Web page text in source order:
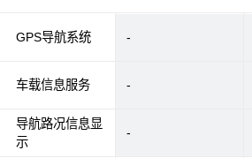
GPS导航系统
车载信息服务
导航路况信息显
示
-
-
-